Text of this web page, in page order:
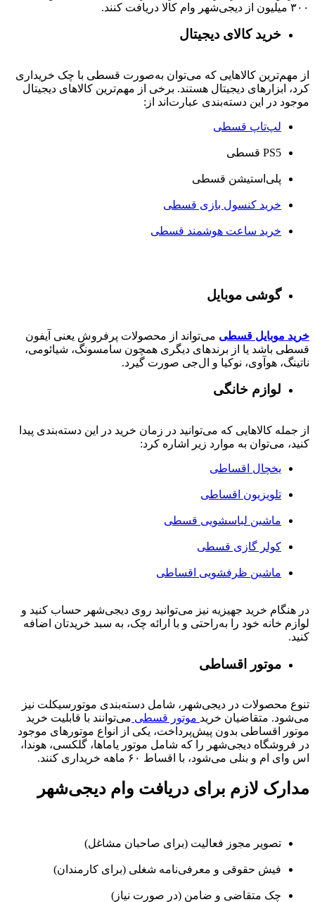
۳۰۰ میلیون از دیجی‌شهر وام کالا دریافت کنند.
خرید کالای دیجیتال
از مهم‌ترین کالاهایی که می‌توان به‌صورت قسطی با چک خریداری
کرد، ابزارهای دیجیتال هستند. برخی از مهم‌ترین کالاهای دیجیتال
موجود در این دسته‌بندی عبارت‌اند از:
لپ‌تاپ قسطی
PS5 قسطی
پلی‌استیشن قسطی
خرید کنسول بازی قسطی
خرید ساعت هوشمند قسطی
گوشی موبایل
خرید موبایل قسطی می‌تواند از محصولات پرفروش یعنی آیفون
قسطی باشد یا از برندهای دیگری همچون سامسونگ، شیائومی،
ناتینگ، هوآوی، نوکیا و ال‌جی صورت گیرد.
لوازم خانگی
از جمله کالاهایی که می‌توانید در زمان خرید در این دسته‌بندی پیدا
کنید، می‌توان به موارد زیر اشاره کرد:
یخچال اقساطی
تلویزیون اقساطی
ماشین لباسشویی قسطی
کولر گازی قسطی
ماشین ظرفشویی اقساطی
در هنگام خرید جهیزیه نیز می‌توانید روی دیجی‌شهر حساب کنید و
لوازم خانه خود را به‌راحتی و با ارائه چک، به سبد خریدتان اضافه
کنید.
موتور اقساطی
تنوع محصولات در دیجی‌شهر، شامل دسته‌بندی موتورسیکلت نیز
می‌شود. متقاضیان خرید موتور قسطی می‌توانند با قابلیت خرید
موتور اقساطی بدون پیش‌پرداخت، یکی از انواع موتورهای موجود
در فروشگاه دیجی‌شهر را که شامل موتور یاماها، گلکسی، هوندا،
اس وای ام و بنلی می‌شود، با اقساط ۶۰ ماهه خریداری کنند.
مدارک لازم برای دریافت وام دیجی‌شهر
تصویر مجوز فعالیت (برای صاحبان مشاغل)
فیش حقوقی و معرفی‌نامه شغلی (برای کارمندان)
چک متقاضی و ضامن (در صورت نیاز)